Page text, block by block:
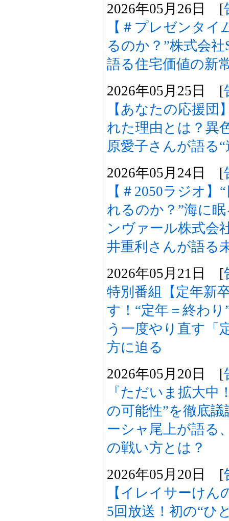
2026年05月26日 [
【＃プレゼンタイ
るのか？”株式会
語る住宅価値の新
2026年05月25日 [
【あなたの応援団
れた理由とは？異
原愛子さんが語る
2026年05月24日 [
【＃2050ラジオ
れるのか？”海に
ンヴァール株式会
井重利さんが語る
2026年05月21日 [
特別番組【定年新
す！“定年＝終わ
う一度やり直す「
方に迫る
2026年05月20日 [
『ただいま拡大中
の可能性”を徹底
ーシャ尾上が語る
の戦い方とは？
2026年05月20日 [
【イレイサーけ
5回放送！初の“ひ